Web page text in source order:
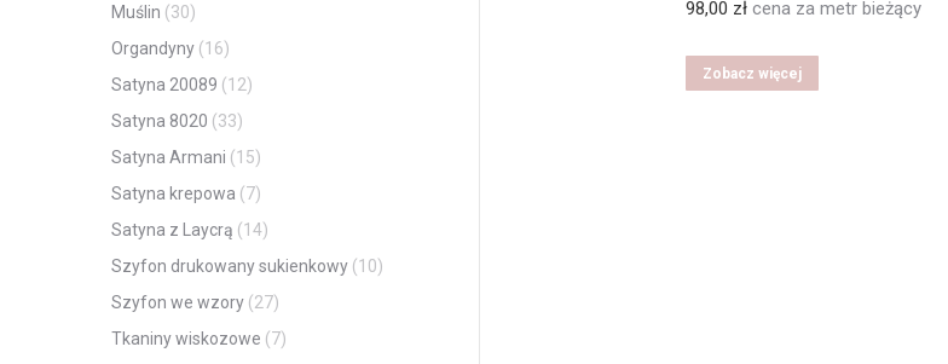
98,00 zł cena za metr bieżący
Zobacz więcej
Muślin (30)
Organdyny (16)
Satyna 20089 (12)
Satyna 8020 (33)
Satyna Armani (15)
Satyna krepowa (7)
Satyna z Laycrą (14)
Szyfon drukowany sukienkowy (10)
Szyfon we wzory (27)
Tkaniny wiskozowe (7)